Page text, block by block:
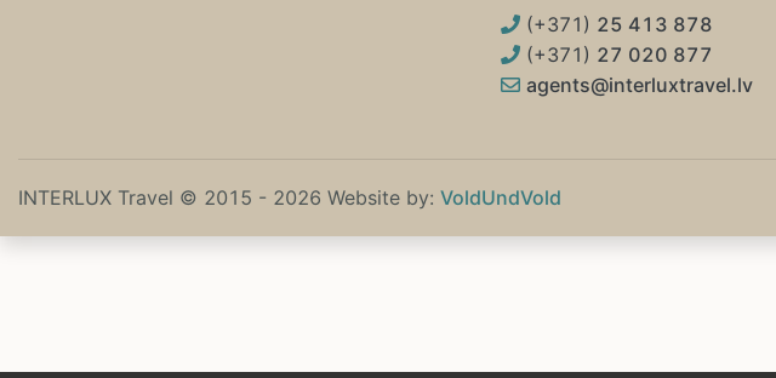
(+371) 25 413 878
(+371) 27 020 877
agents@interluxtravel.lv
INTERLUX Travel © 2015 - 2026 Website by: VoldUndVold